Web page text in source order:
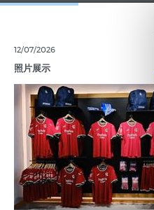
12/07/2026
照片展示